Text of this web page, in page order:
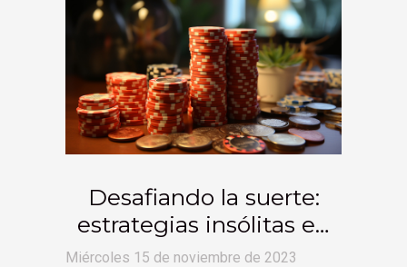
Desafiando la suerte:
estrategias insólitas en
el póker
Miércoles 15 de noviembre de 2023